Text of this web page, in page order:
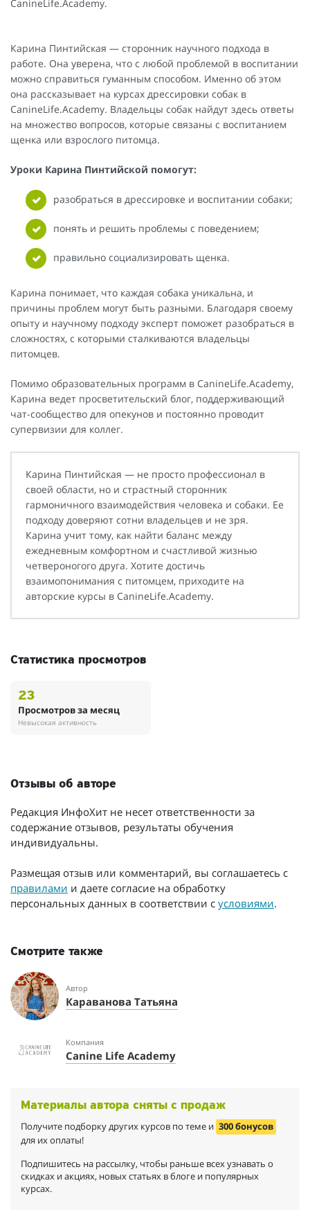
CanineLife.Academy.
Карина Пинтийская — сторонник научного подхода в
работе. Она уверена, что с любой проблемой в воспитании
можно справиться гуманным способом. Именно об этом
она рассказывает на курсах дрессировки собак в
CanineLife.Academy. Владельцы собак найдут здесь ответы
на множество вопросов, которые связаны с воспитанием
щенка или взрослого питомца.
Уроки Карина Пинтийской помогут:
разобраться в дрессировке и воспитании собаки;
понять и решить проблемы с поведением;
правильно социализировать щенка.
Карина понимает, что каждая собака уникальна, и
причины проблем могут быть разными. Благодаря своему
опыту и научному подходу эксперт поможет разобраться в
сложностях, с которыми сталкиваются владельцы
питомцев.
Помимо образовательных программ в CanineLife.Academy,
Карина ведет просветительский блог, поддерживающий
чат-сообщество для опекунов и постоянно проводит
супервизии для коллег.
Карина Пинтийская — не просто профессионал в
своей области, но и страстный сторонник
гармоничного взаимодействия человека и собаки. Ее
подходу доверяют сотни владельцев и не зря.
Карина учит тому, как найти баланс между
ежедневным комфортном и счастливой жизнью
четвероногого друга. Хотите достичь
взаимопонимания с питомцем, приходите на
авторские курсы в CanineLife.Academy.
Статистика просмотров
23
Просмотров за месяц
Невысокая активность
Отзывы об авторе
Редакция ИнфоХит не несет ответственности за
содержание отзывов, результаты обучения
индивидуальны.
Размещая отзыв или комментарий, вы соглашаетесь с
правилами и даете согласие на обработку
персональных данных в соответствии с условиями.
Смотрите также
Автор
Караванова Татьяна
Компания
Canine Life Academy
Материалы автора сняты с продаж
Получите подборку других курсов по теме и 300 бонусов
для их оплаты!
Подпишитесь на рассылку, чтобы раньше всех узнавать о
скидках и акциях, новых статьях в блоге и популярных
курсах.